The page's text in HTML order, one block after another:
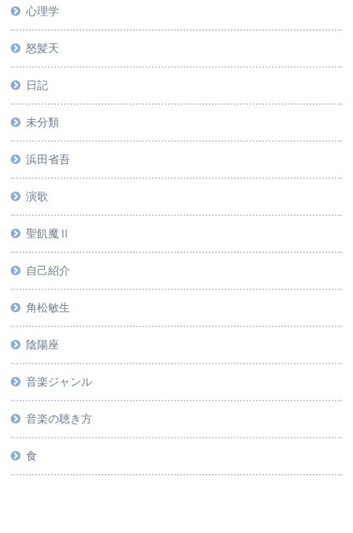
心理学
怒髪天
日記
未分類
浜田省吾
演歌
聖飢魔Ⅱ
自己紹介
角松敏生
陰陽座
音楽ジャンル
音楽の聴き方
食